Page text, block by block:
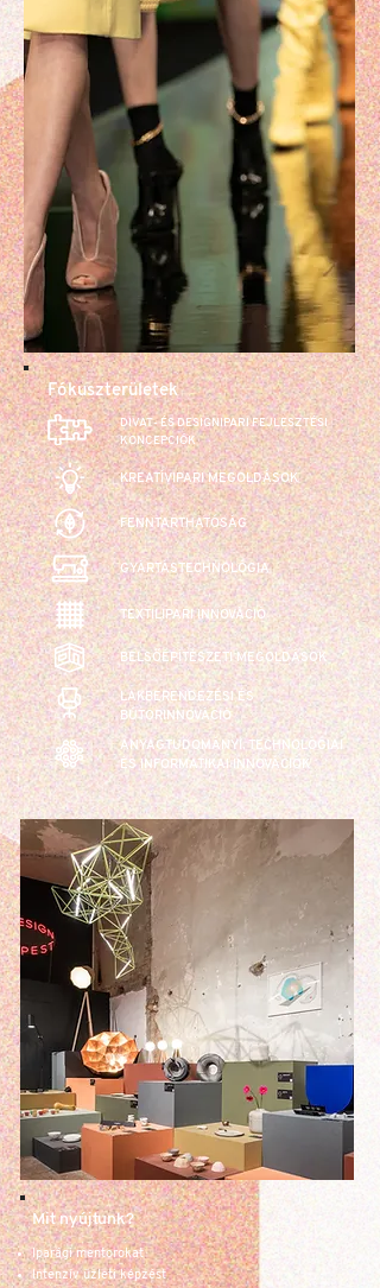
Fókuszterületek
DIVAT- ÉS DESIGNIPARI FEJLESZTÉSI
KONCEPCIÓK
KREATÍVIPARI MEGOLDÁSOK
FENNTARTHATÓSÁG
GYÁRTÁSTECHNOLÓGIA
TEXTILIPARI INNOVÁCIÓ
BELSŐÉPÍTÉSZETI MEGOLDÁSOK
LAKBERENDEZÉSI ÉS
BÚTORINNOVÁCIÓ
ANYAGTUDOMÁNYI, TECHNOLÓGIAI
ÉS INFORMATIKAI INNOVÁCIÓK
Mit nyújtunk?
Iparági mentorokat
Intenzív üzleti képzést